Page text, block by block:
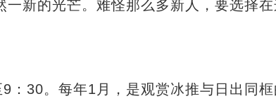
新的光芒。难怪那么多新人，要选择
30。每年1月，是观赏冰推与日出同